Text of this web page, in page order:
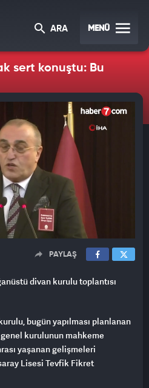
ARA MENÜ
sert konuştu: Bu
PAYLAŞ
divan kurulu toplantısı
bugün yapılması planlanan
kurulunun mahkeme
yaşanan gelişmeleri
Lisesi Tevfik Fikret